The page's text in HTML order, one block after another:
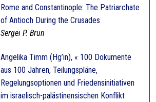
Rome and Constantinople: The Patriarchate
of Antioch During the Crusades
Sergei P. Brun
Angelika Timm (Hg’in), « 100 Dokumente
aus 100 Jahren, Teilungspläne,
Regelungsoptionen und Friedensinitiativen
im israelisch-palästinensischen Konflikt